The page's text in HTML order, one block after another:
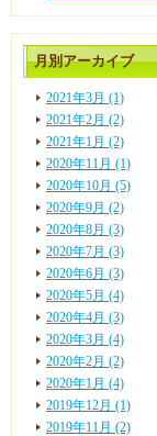
月別アーカイブ
2021年3月 (1)
2021年2月 (2)
2021年1月 (2)
2020年11月 (1)
2020年10月 (5)
2020年9月 (2)
2020年8月 (3)
2020年7月 (3)
2020年6月 (3)
2020年5月 (4)
2020年4月 (3)
2020年3月 (4)
2020年2月 (2)
2020年1月 (4)
2019年12月 (1)
2019年11月 (2)